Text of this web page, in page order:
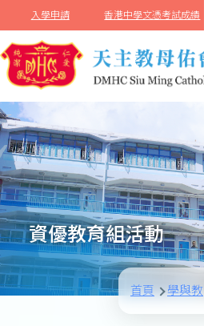
移至主內容
入學申請 香港中學文憑考試成績
資優教育組活動
導
首頁 學與教